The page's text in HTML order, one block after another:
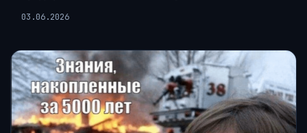
03.06.2026